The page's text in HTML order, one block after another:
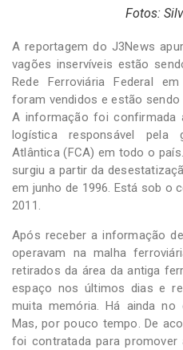
Fotos:
A reportagem do J3News
vagões inservíveis estão
Rede Ferroviária Federal
foram vendidos e estão
A informação foi confirmada
logística responsável pela
Atlântica (FCA) em todo o
surgiu a partir da
em junho de 1996. Está sob o
2011.
Após receber a informação
operavam na malha
retirados da área da antiga
espaço nos últimos dias e
muita memória. Há ainda no
Mas, por pouco tempo. De
foi contratada para promover